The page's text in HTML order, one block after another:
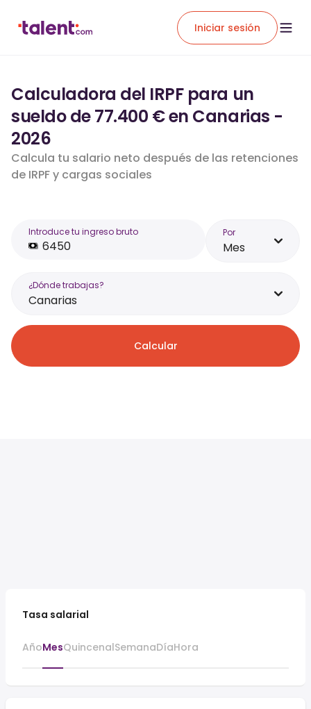
Iniciar sesión
Calculadora del IRPF para un
sueldo de 77.400 € en Canarias -
2026
Calcula tu salario neto después de las retenciones
de IRPF y cargas sociales
Introduce tu ingreso bruto Por
Mes
¿Dónde trabajas?
Canarias
Calcular
Tasa salarial
AñoMesQuincenalSemanaDíaHora